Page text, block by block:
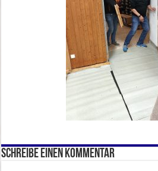
Schreibe einen Kommentar